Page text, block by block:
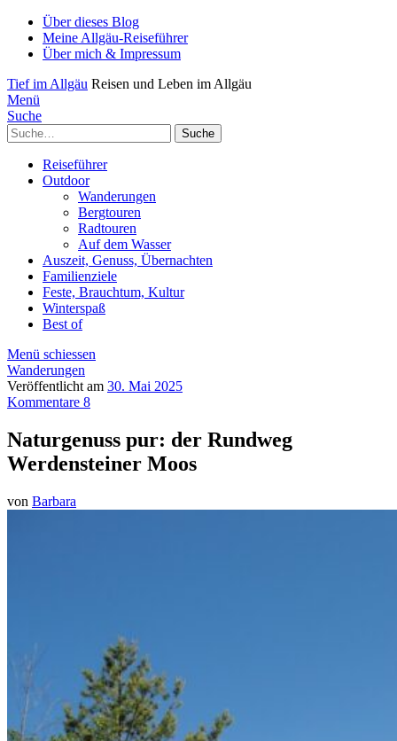
Über dieses Blog
Meine Allgäu-Reiseführer
Über mich & Impressum
Tief im Allgäu Reisen und Leben im Allgäu
Menü
Suche
Suche
Reiseführer
Outdoor
Wanderungen
Bergtouren
Radtouren
Auf dem Wasser
Auszeit, Genuss, Übernachten
Familienziele
Feste, Brauchtum, Kultur
Winterspaß
Best of
Menü schiessen
Wanderungen
Veröffentlicht am 30. Mai 2025
Kommentare 8
Naturgenuss pur: der Rundweg
Werdensteiner Moos
von Barbara